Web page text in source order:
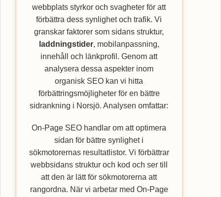
webbplats styrkor och svagheter för att
förbättra dess synlighet och trafik. Vi
granskar faktorer som sidans struktur,
laddningstider, mobilanpassning,
innehåll och länkprofil. Genom att
analysera dessa aspekter inom
organisk SEO kan vi hitta
förbättringsmöjligheter för en bättre
sidrankning i Norsjö. Analysen omfattar:
On-Page SEO handlar om att optimera
sidan för bättre synlighet i
sökmotorernas resultatlistor. Vi förbättrar
webbsidans struktur och kod och ser till
att den är lätt för sökmotorerna att
rangordna. När vi arbetar med On-Page